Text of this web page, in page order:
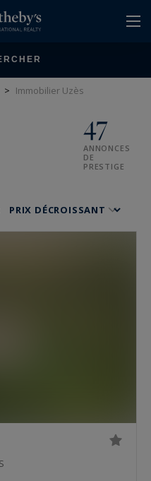
> Immobilier Uzès
47
ANNONCES
DE
PRESTIGE